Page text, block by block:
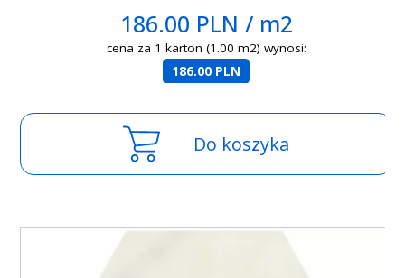
186.00 PLN / m2
cena za 1 karton (1.00 m2) wynosi:
186.00 PLN
Do koszyka